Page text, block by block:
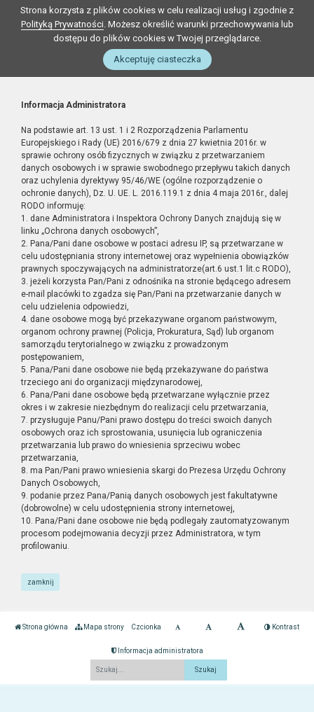
Strona korzysta z plików cookies w celu realizacji usług i zgodnie z
Polityką Prywatności. Możesz określić warunki przechowywania lub
dostępu do plików cookies w Twojej przeglądarce.
Akceptuję ciasteczka
Informacja Administratora
Na podstawie art. 13 ust. 1 i 2 Rozporządzenia Parlamentu
Europejskiego i Rady (UE) 2016/679 z dnia 27 kwietnia 2016r. w
sprawie ochrony osób fizycznych w związku z przetwarzaniem
danych osobowych i w sprawie swobodnego przepływu takich danych
oraz uchylenia dyrektywy 95/46/WE (ogólne rozporządzenie o
ochronie danych), Dz. U. UE. L. 2016.119.1 z dnia 4 maja 2016r., dalej
RODO informuję:
1. dane Administratora i Inspektora Ochrony Danych znajdują się w
linku „Ochrona danych osobowych”,
2. Pana/Pani dane osobowe w postaci adresu IP, są przetwarzane w
celu udostępniania strony internetowej oraz wypełnienia obowiązków
prawnych spoczywających na administratorze(art.6 ust.1 lit.c RODO),
3. jeżeli korzysta Pan/Pani z odnośnika na stronie będącego adresem
e-mail placówki to zgadza się Pan/Pani na przetwarzanie danych w
celu udzielenia odpowiedzi,
4. dane osobowe mogą być przekazywane organom państwowym,
organom ochrony prawnej (Policja, Prokuratura, Sąd) lub organom
samorządu terytorialnego w związku z prowadzonym
postępowaniem,
5. Pana/Pani dane osobowe nie będą przekazywane do państwa
trzeciego ani do organizacji międzynarodowej,
6. Pana/Pani dane osobowe będą przetwarzane wyłącznie przez
okres i w zakresie niezbędnym do realizacji celu przetwarzania,
7. przysługuje Panu/Pani prawo dostępu do treści swoich danych
osobowych oraz ich sprostowania, usunięcia lub ograniczenia
przetwarzania lub prawo do wniesienia sprzeciwu wobec
przetwarzania,
8. ma Pan/Pani prawo wniesienia skargi do Prezesa Urzędu Ochrony
Danych Osobowych,
9. podanie przez Pana/Panią danych osobowych jest fakultatywne
(dobrowolne) w celu udostępnienia strony internetowej,
10. Pana/Pani dane osobowe nie będą podlegały zautomatyzowanym
procesom podejmowania decyzji przez Administratora, w tym
profilowaniu.
zamknij
Strona główna Mapa strony Czcionka Kontrast
Informacja administratora